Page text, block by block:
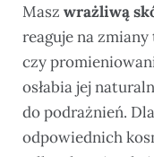
Masz wrażliwą
reaguje na
czy
osłabia jej
do podrażnień.
odpowiednich